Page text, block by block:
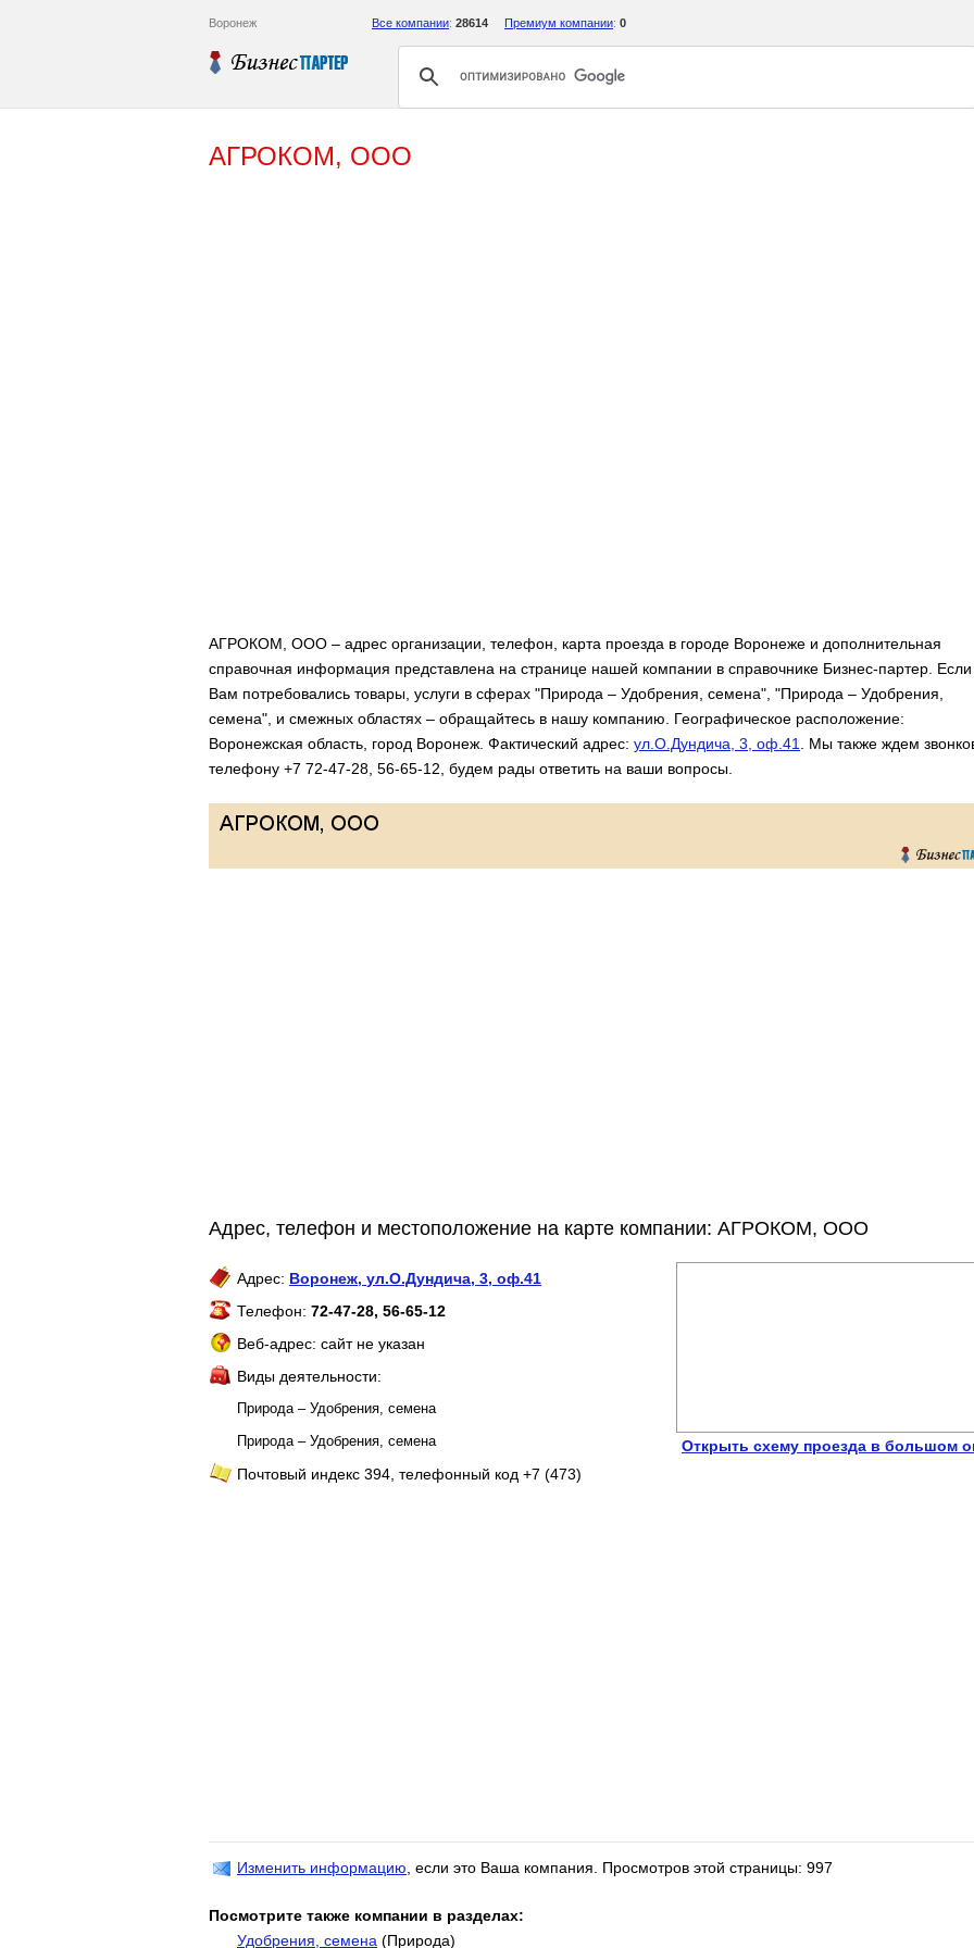
Воронеж Все компании: 28614 Премиум компании: 0
АГРОКОМ, ООО
АГРОКОМ, ООО – адрес организации, телефон, карта проезда в городе Воронеже и дополнительная
справочная информация представлена на странице нашей компании в справочнике Бизнес-партер. Если
Вам потребовались товары, услуги в сферах "Природа – Удобрения, семена", "Природа – Удобрения,
семена", и смежных областях – обращайтесь в нашу компанию. Географическое расположение:
Воронежская область, город Воронеж. Фактический адрес: ул.О.Дундича, 3, оф.41
. Мы также ждем
телефону +7 72-47-28, 56-65-12, будем рады ответить на ваши вопросы.
Адрес, телефон и местоположение на карте компании: АГРОКОМ, ООО
Адрес: Воронеж, ул.О.Дундича, 3, оф.41
Телефон: 72-47-28, 56-65-12
Веб-адрес: сайт не указан
Виды деятельности:
Природа – Удобрения, семена
Природа – Удобрения, семена
Почтовый индекс 394, телефонный код +7 (473)
Открыть схему проезда в большом
Изменить информацию , если это Ваша компания. Просмотров этой страницы: 997
Посмотрите также компании в разделах:
Удобрения, семена (Природа)